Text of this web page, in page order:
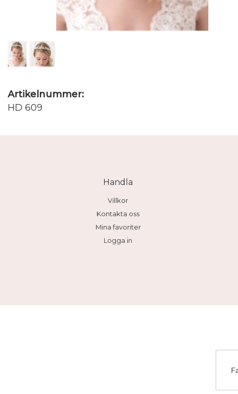
Artikelnummer:
HD 609
Handla
Villkor
Kontakta oss
Mina favoriter
Logga in